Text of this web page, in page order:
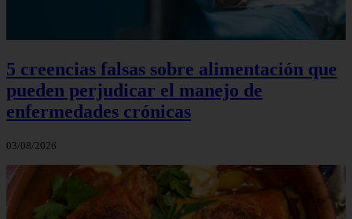
5 creencias falsas sobre alimentación que
pueden perjudicar el manejo de
enfermedades crónicas
03/08/2026